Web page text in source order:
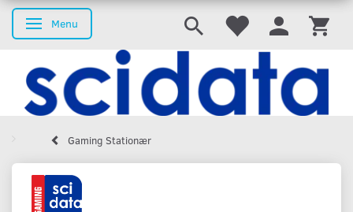
Skifte navigation
Menu
Gaming Stationær